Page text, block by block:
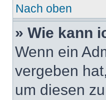
Nach oben
» Wie kann
Wenn ein
vergeben
um diesen